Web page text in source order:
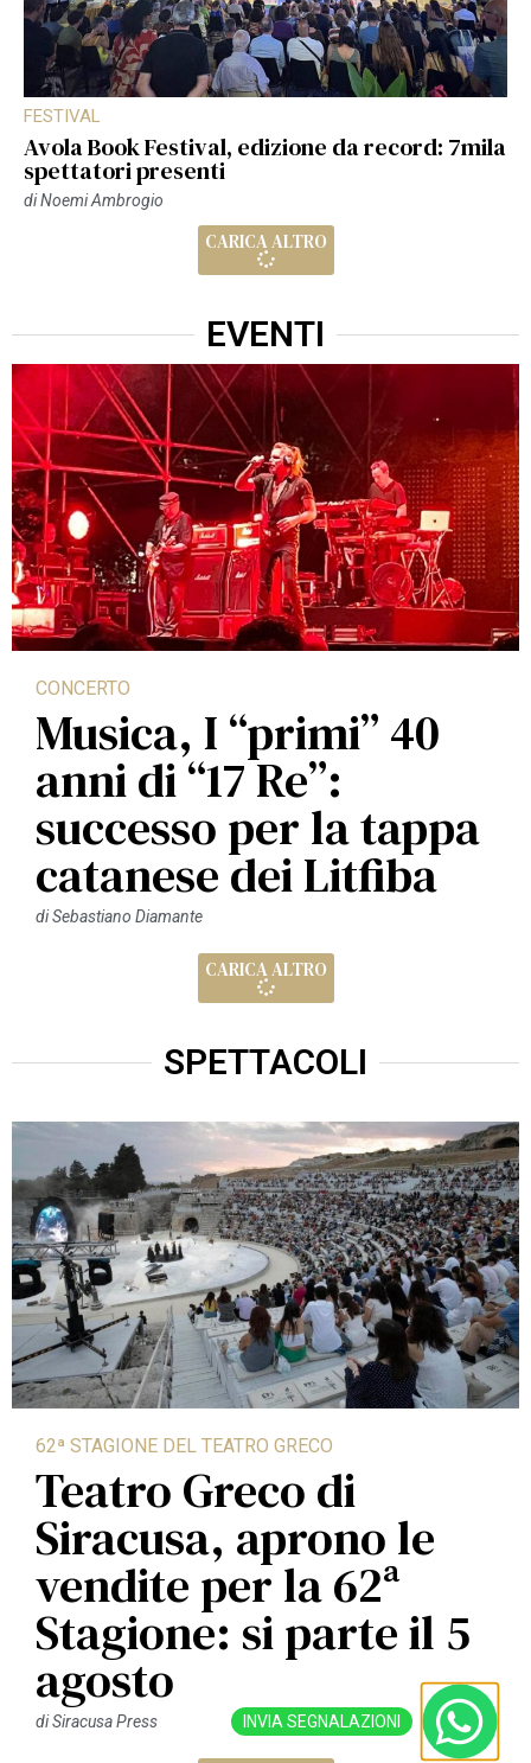
FESTIVAL
Avola Book Festival, edizione da record: 7mila
spettatori presenti
diNoemi Ambrogio
CARICA ALTRO
EVENTI
CONCERTO
Musica, I “primi” 40
anni di “17 Re”:
successo per la tappa
catanese dei Litfiba
diSebastiano Diamante
CARICA ALTRO
SPETTACOLI
62ª STAGIONE DEL TEATRO GRECO
Teatro Greco di
Siracusa, aprono le
vendite per la 62ª
Stagione: si parte il 5
agosto
diSiracusa Press INVIA SEGNALAZIONI